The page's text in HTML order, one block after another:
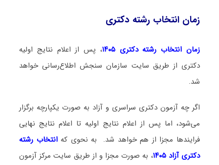
زمان انتخاب رشته دکتری
زمان انتخاب رشته دکتری ۱۴۰۵
، پس از اعلام نتایج اولیه
دکتری از طریق سایت سازمان سنجش اطلاع‌رسانی خواهد
شد.
اگر چه آزمون دکتری سراسری و آزاد به صورت یکپارچه برگزار
می‌شود، اما پس از اعلام نتایج اولیه تا اعلام نتایج نهایی
فرایندها مجزا از هم خواهد شد. به نحوی که انتخاب رشته
دکتری آزاد ۱۴۰۵
، به صورت مجزا و از طریق سایت مرکز آزمون